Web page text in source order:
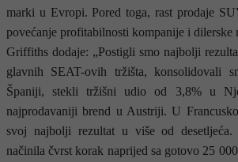
marki u Evropi. Pored toga, rast prodaje
povećanje profitabilnosti kompanije i dilerske
Griffiths dodaje: „Postigli smo najbolji
glavnih SEAT-ovih tržišta, konsolidovali
Španiji, stekli tržišni udio od 3,8% u
najprodavaniji brend u Austriji. U
svoj najbolji rezultat u više od
načinila čvrst korak naprijed sa gotovo 25